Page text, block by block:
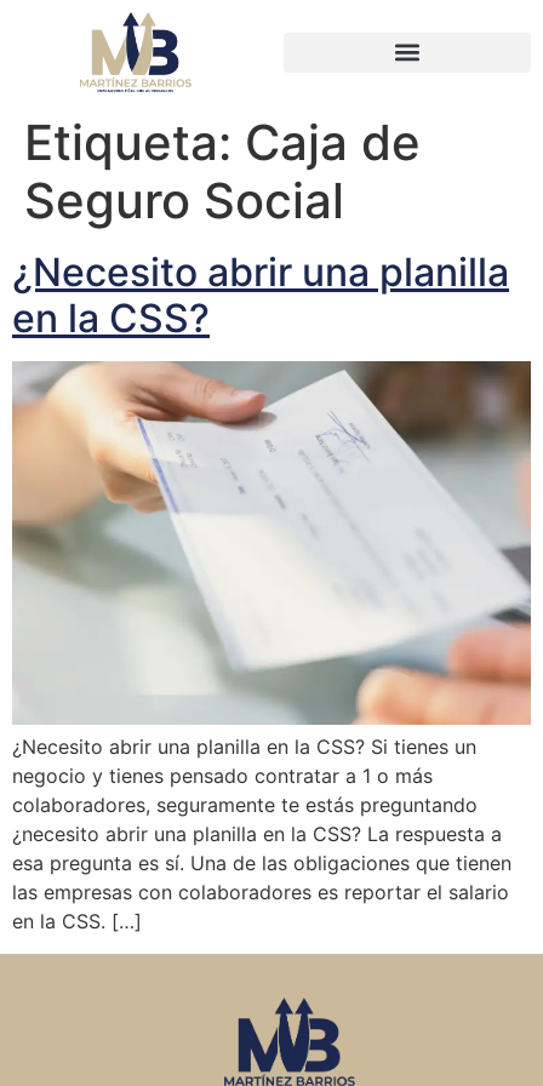
Etiqueta: Caja de
Seguro Social
¿Necesito abrir una planilla
en la CSS?
¿Necesito abrir una planilla en la CSS? Si tienes un
negocio y tienes pensado contratar a 1 o más
colaboradores, seguramente te estás preguntando
¿necesito abrir una planilla en la CSS? La respuesta a
esa pregunta es sí. Una de las obligaciones que tienen
las empresas con colaboradores es reportar el salario
en la CSS. […]